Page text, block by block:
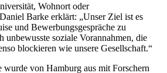
Wohnort oder
Barke erklärt: „Unser Ziel ist es
und Bewerbungsgespräche zu
unbewusste soziale Vorannahmen, die
blockieren wie unsere Gesellschaft.“
wurde von Hamburg aus mit Forschern